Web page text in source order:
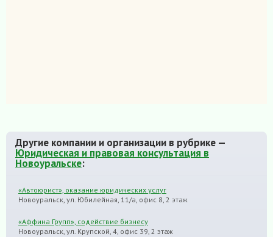
Другие компании и организации в рубрике —
Юридическая и правовая консультация в
Новоуральске:
«Автоюрист», оказание юридических услуг
Новоуральск, ул. Юбилейная, 11/а, офис 8, 2 этаж
«Аффина Групп», содействие бизнесу
Новоуральск, ул. Крупской, 4, офис 39, 2 этаж